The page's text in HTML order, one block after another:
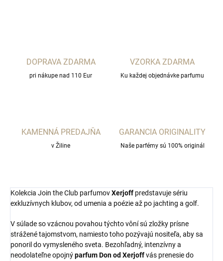
DOPRAVA ZDARMA
pri nákupe nad 110 Eur
VZORKA ZDARMA
Ku každej objednávke parfumu
KAMENNÁ PREDAJŇA
v Žiline
GARANCIA ORIGINALITY
Naše parfémy sú 100% originál
Kolekcia Join the Club parfumovXerjoff predstavuje sériu
exkluzívnych klubov, od umenia a poézie až po jachting a golf.
V súlade so vzácnou povahou týchto vôní sú zložky prísne
strážené tajomstvom, namiesto toho pozývajú nositeľa, aby sa
ponoril do vymysleného sveta. Bezohľadný, intenzívny a
neodolateľne opojnýparfum Don od Xerjoffvás prenesie do